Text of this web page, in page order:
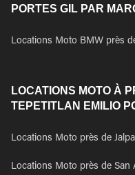
PORTES GIL PAR
Locations Moto BMW près
LOCATIONS MOTO À
TEPETITLAN EMILIO
Locations Moto près de
Locations Moto près de San